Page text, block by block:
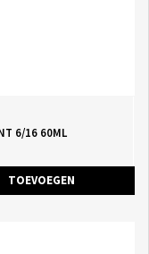
6/16 60ML
TOEVOEGEN